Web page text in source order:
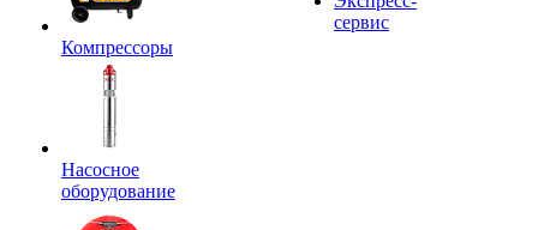
Компрессоры
Насосное
оборудование
сервис